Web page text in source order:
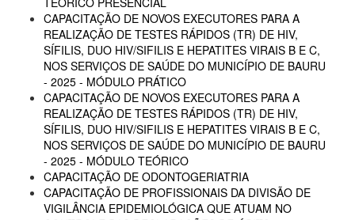
CAPACITAÇÃO DE NOVOS EXECUTORES PARA A
REALIZAÇÃO DE TESTES RÁPIDOS (TR) DE HIV,
SÍFILIS, DUO HIV/SIFILIS E HEPATITES VIRAIS B E C,
NOS SERVIÇOS DE SAÚDE DO MUNICÍPIO DE BAURU
- 2025 - MÓDULO PRÁTICO
CAPACITAÇÃO DE NOVOS EXECUTORES PARA A
REALIZAÇÃO DE TESTES RÁPIDOS (TR) DE HIV,
SÍFILIS, DUO HIV/SIFILIS E HEPATITES VIRAIS B E C,
NOS SERVIÇOS DE SAÚDE DO MUNICÍPIO DE BAURU
- 2025 - MÓDULO TEÓRICO
CAPACITAÇÃO DE ODONTOGERIATRIA
CAPACITAÇÃO DE PROFISSIONAIS DA DIVISÃO DE
VIGILÂNCIA EPIDEMIOLÓGICA QUE ATUAM NO